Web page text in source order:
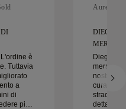
DI
è
Tuttavia
a
di
più
Aurelle in
DIEGO È
Diego è
nostre
cura e la
dettaglio